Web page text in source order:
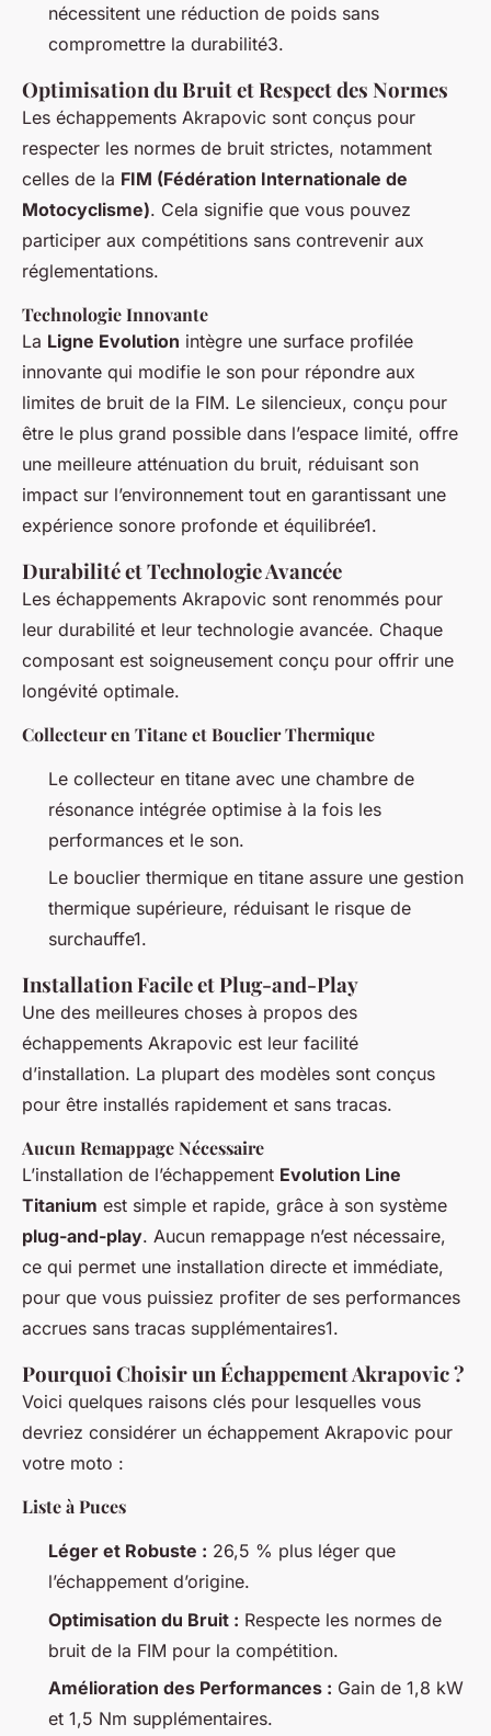
nécessitent une réduction de poids sans
compromettre la durabilité3.
Optimisation du Bruit et Respect des Normes
Les échappements Akrapovic sont conçus pour
respecter les normes de bruit strictes, notamment
celles de la FIM (Fédération Internationale de
Motocyclisme). Cela signifie que vous pouvez
participer aux compétitions sans contrevenir aux
réglementations.
Technologie Innovante
La Ligne Evolution intègre une surface profilée
innovante qui modifie le son pour répondre aux
limites de bruit de la FIM. Le silencieux, conçu pour
être le plus grand possible dans l’espace limité, offre
une meilleure atténuation du bruit, réduisant son
impact sur l’environnement tout en garantissant une
expérience sonore profonde et équilibrée1.
Durabilité et Technologie Avancée
Les échappements Akrapovic sont renommés pour
leur durabilité et leur technologie avancée. Chaque
composant est soigneusement conçu pour offrir une
longévité optimale.
Collecteur en Titane et Bouclier Thermique
Le collecteur en titane avec une chambre de
résonance intégrée optimise à la fois les
performances et le son.
Le bouclier thermique en titane assure une gestion
thermique supérieure, réduisant le risque de
surchauffe1.
Installation Facile et Plug-and-Play
Une des meilleures choses à propos des
échappements Akrapovic est leur facilité
d’installation. La plupart des modèles sont conçus
pour être installés rapidement et sans tracas.
Aucun Remappage Nécessaire
L’installation de l’échappement Evolution Line
Titanium est simple et rapide, grâce à son système
plug-and-play. Aucun remappage n’est nécessaire,
ce qui permet une installation directe et immédiate,
pour que vous puissiez profiter de ses performances
accrues sans tracas supplémentaires1.
Pourquoi Choisir un Échappement Akrapovic ?
Voici quelques raisons clés pour lesquelles vous
devriez considérer un échappement Akrapovic pour
votre moto :
Liste à Puces
Léger et Robuste : 26,5 % plus léger que
l’échappement d’origine.
Optimisation du Bruit : Respecte les normes de
bruit de la FIM pour la compétition.
Amélioration des Performances : Gain de 1,8 kW
et 1,5 Nm supplémentaires.